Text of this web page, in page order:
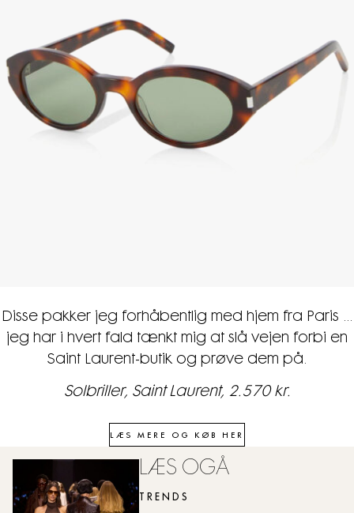
Disse pakker jeg forhåbentlig med hjem fra Paris ...
jeg har i hvert fald tænkt mig at slå vejen forbi en
Saint Laurent-butik og prøve dem på.
Solbriller, Saint Laurent, 2.570 kr.
LÆS MERE OG KØB HER
LÆS OGÅ
TRENDS